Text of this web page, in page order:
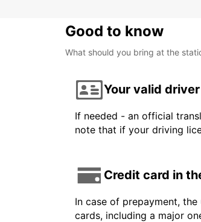
Good to know
What should you bring at the
Your valid
If needed - an official
note that if your driving
Credit card in
In case of prepayment,
cards, including a major